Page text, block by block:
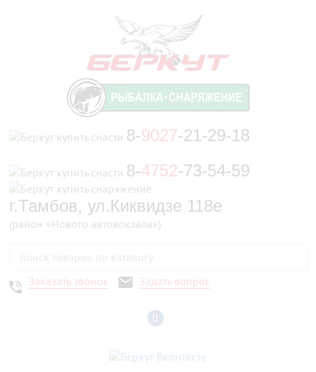
8-9027-21-29-18
8-4752-73-54-59
г.Тамбов, ул.Киквидзе 118е
(район «Нового автовокзала»)
Заказать звонок Задать вопрос
0